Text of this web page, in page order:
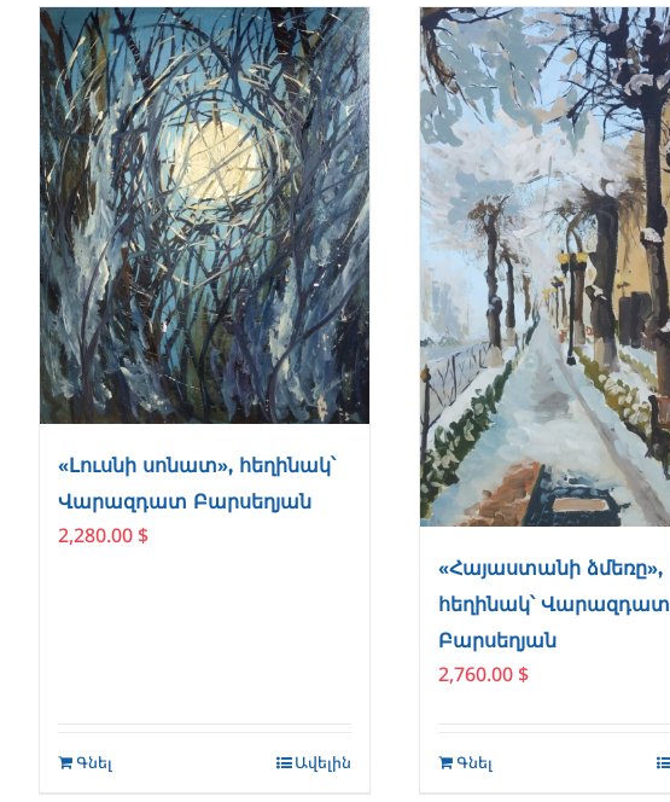
«Լուսնի սոնատ», հեղինակ՝
Վարազդատ Բարսեղյան
2,280.00 $
Գնել Ավելին
«Հայաստանի ձմեռը»,
հեղինակ՝ Վարազդատ
Բարսեղյան
2,760.00 $
Գնել